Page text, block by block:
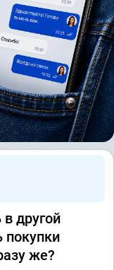
другой
покупки
же?